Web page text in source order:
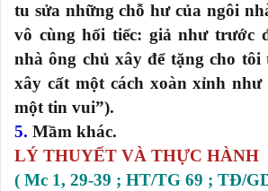
tu sửa những chỗ hư của ngôi
vô cùng hối tiếc: giả như trước
nhà ông chủ xây để tặng cho
xây cất một cách xoàn xỉnh như
một tin vui”).
5. Mầm khác.
LÝ THUYẾT VÀ THỰC HÀNH
( Mc 1, 29-39 ; HT/TG 69 ; TĐ/